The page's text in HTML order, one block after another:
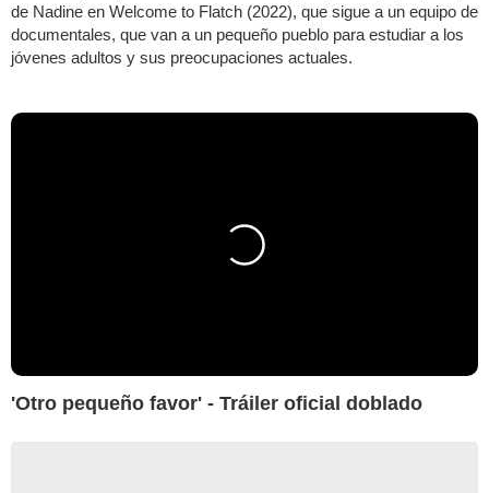
de Nadine en Welcome to Flatch (2022), que sigue a un equipo de
documentales, que van a un pequeño pueblo para estudiar a los
jóvenes adultos y sus preocupaciones actuales.
'Otro pequeño favor' - Tráiler oficial doblado